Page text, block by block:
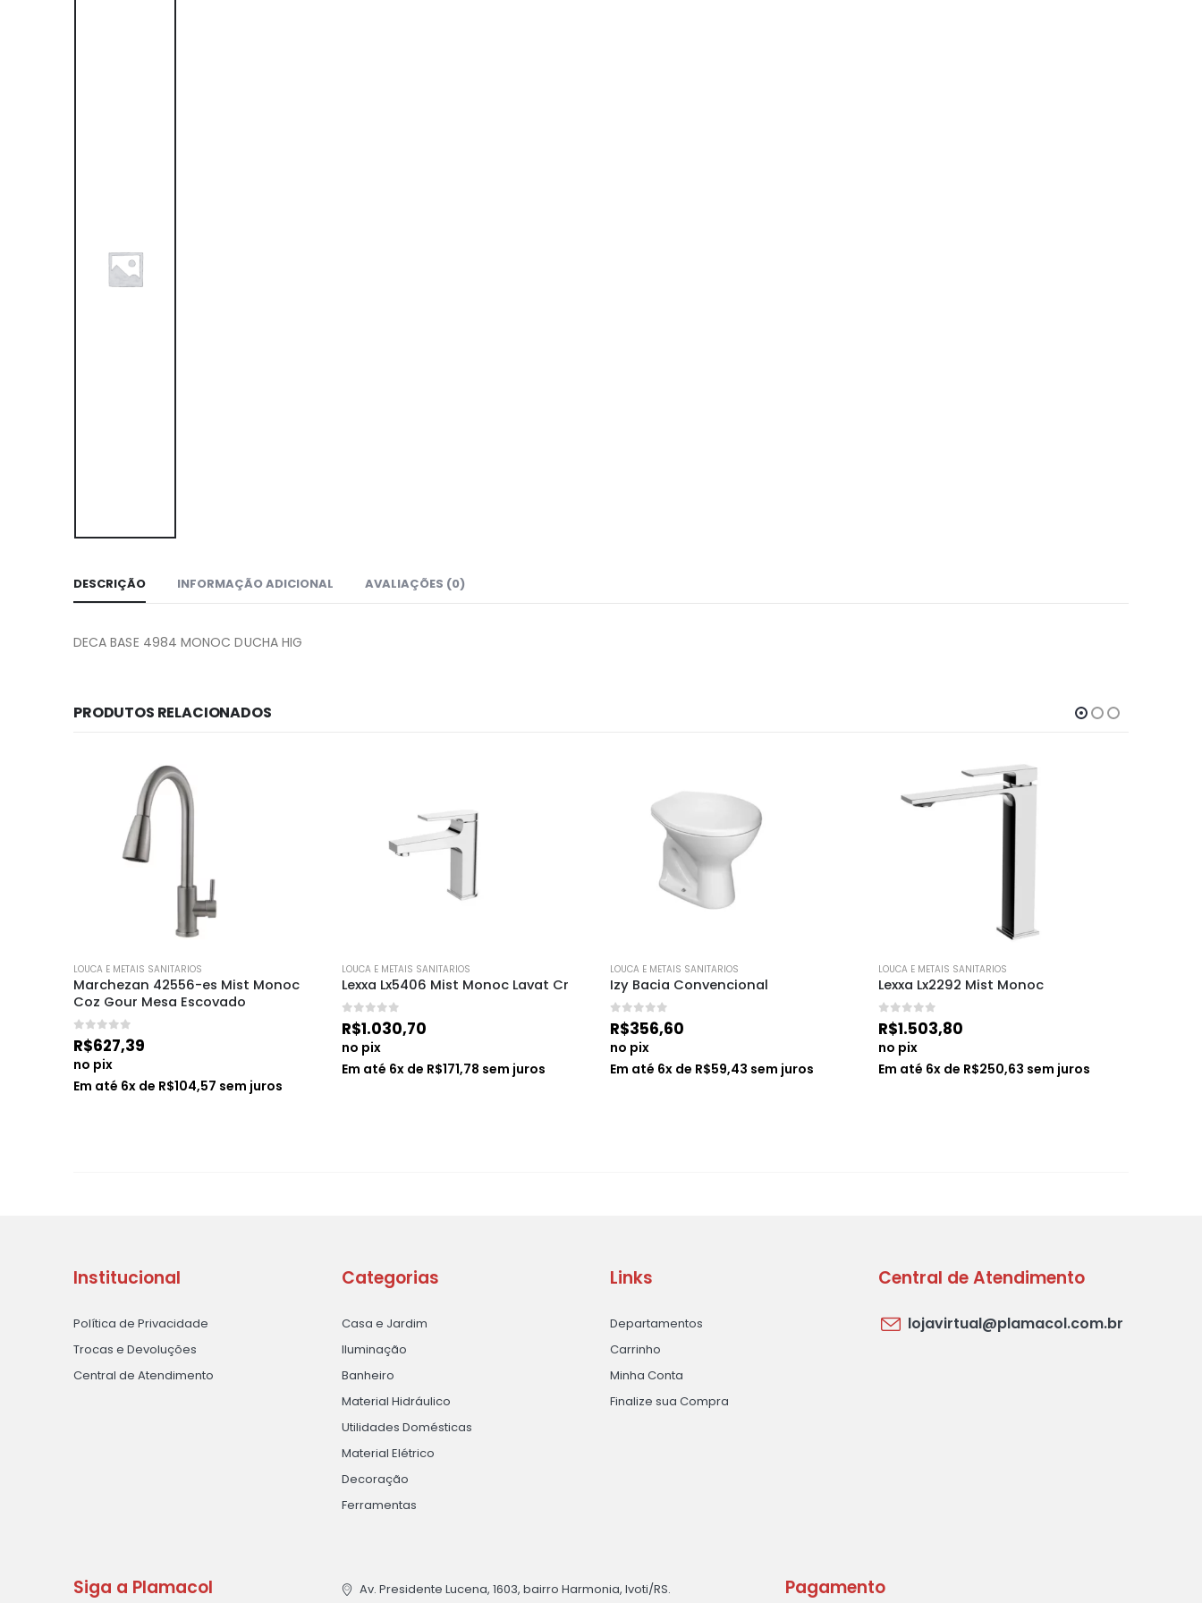
DESCRIÇÃO INFORMAÇÃO ADICIONAL AVALIAÇÕES (0)
DECA BASE 4984 MONOC DUCHA HIG
PRODUTOS RELACIONADOS
LOUCA E METAIS SANITARIOS
Marchezan 42556-es Mist Monoc
Coz Gour Mesa Escovado
de 5
R$627,39
no pix
Em até 6x de R$104,57 sem juros
LOUCA E METAIS SANITARIOS
Lexxa Lx5406 Mist Monoc Lavat Cr
de 5
R$1.030,70
no pix
Em até 6x de R$171,78 sem juros
LOUCA E METAIS SANITARIOS
Izy Bacia Convencional
de 5
R$356,60
no pix
Em até 6x de R$59,43 sem juros
LOUCA E METAIS SANITARIOS
Lexxa Lx2292 Mist Monoc
de 5
R$1.503,80
no pix
Em até 6x de R$250,63 sem juros
Institucional
Política de Privacidade
Trocas e Devoluções
Central de Atendimento
Categorias
Casa e Jardim
Iluminação
Banheiro
Material Hidráulico
Utilidades Domésticas
Material Elétrico
Decoração
Ferramentas
Links
Departamentos
Carrinho
Minha Conta
Finalize sua Compra
Central de Atendimento
lojavirtual@plamacol.com.br
Siga a Plamacol Av. Presidente Lucena, 1603, bairro Harmonia, Ivoti/RS. Pagamento